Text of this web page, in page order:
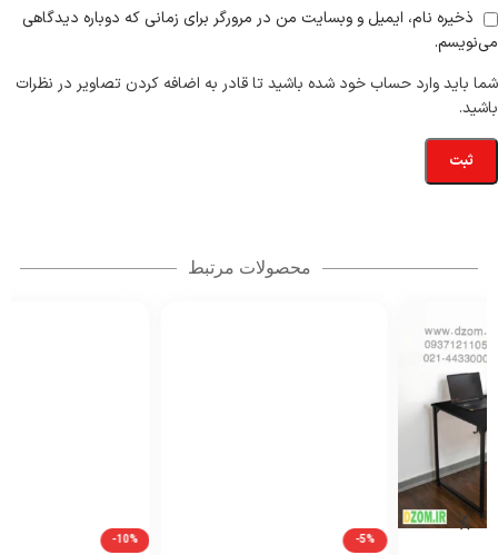
ذخیره نام، ایمیل و وبسایت من در مرورگر برای زمانی که دوباره دیدگاهی
می‌نویسم.
شما باید وارد حساب خود شده باشید تا قادر به اضافه کردن تصاویر در نظرات
باشید.
محصولات مرتبط